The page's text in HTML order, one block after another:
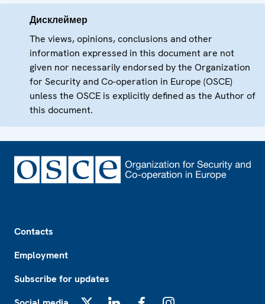
Дисклеймер
The views, opinions, conclusions and other
information expressed in this document are not
given nor necessarily endorsed by the Organization
for Security and Co-operation in Europe (OSCE)
unless the OSCE is explicitly defined as the Author of
this document.
Contacts
Employment
Subscribe for updates